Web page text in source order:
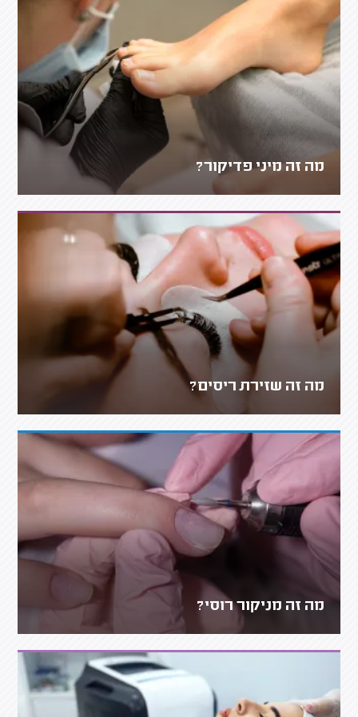
מה זה מיני פדיקור?
מה זה שזירת ריסים?
מה זה מניקור רוסי?